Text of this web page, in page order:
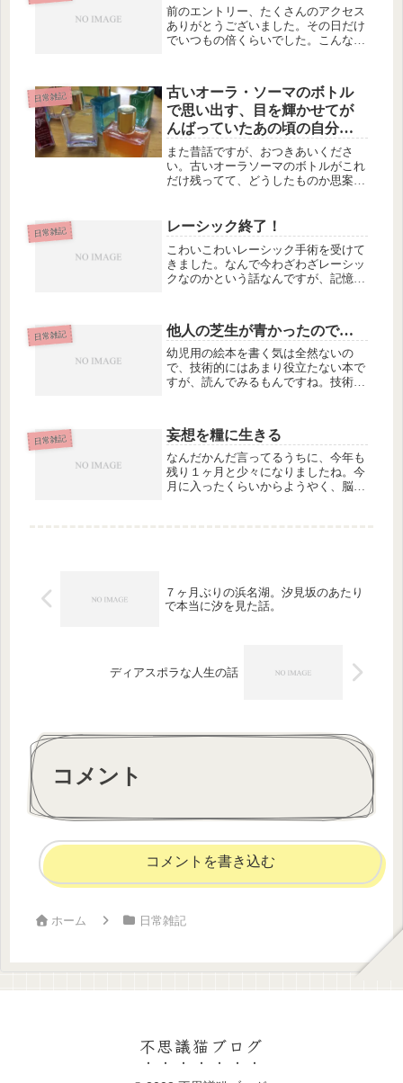
前のエントリー、たくさんのアクセス
ありがとうございました。その日だけ
でいつもの倍くらいでした。こんなに
劇は年に２〜３回ですので、ぜんぜん
ネタが足りません(^^ゞさて、いよい...
日常雑記
古いオーラ・ソーマのボトル
で思い出す、目を輝かせてが
んばっていたあの頃の自分…
また昔話ですが、おつきあいくださ
い。古いオーラソーマのボトルがこれ
だけ残ってて、どうしたものか思案
日常雑記 レーシック終了！
こわいこわいレーシック手術を受けて
きました。なんで今わざわざレーシッ
クなのかという話なんですが、記憶を
やってみたらめちゃくちゃ調子がい
い」というスレを読んだのが、思い立
つき...
日常雑記 他人の芝生が青かったので…
幼児用の絵本を書く気は全然ないの
で、技術的にはあまり役立たない本で
すが、読んでみるもんですね。技術以
いて…。人種や性別とは関係ない、そ
の人の特質みたいなものについて…。
本の...
日常雑記 妄想を糧に生きる
なんだかんだ言ってるうちに、今年も
残り１ヶ月と少々になりましたね。今
月に入ったくらいからようやく、脳み
７ヶ月ぶりの浜名湖。汐見坂のあたり
で本当に汐を見た話。
ディアスポラな人生の話
コメント
コメントを書き込む
ホーム 日常雑記
不思議猫ブログ